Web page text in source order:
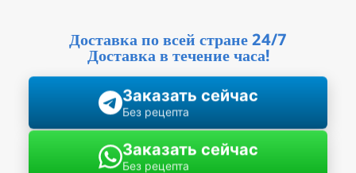
Доставка по всей стране 24/7
Доставка в течение часа!
Заказать сейчас
Без рецепта
Заказать сейчас
Без рецепта